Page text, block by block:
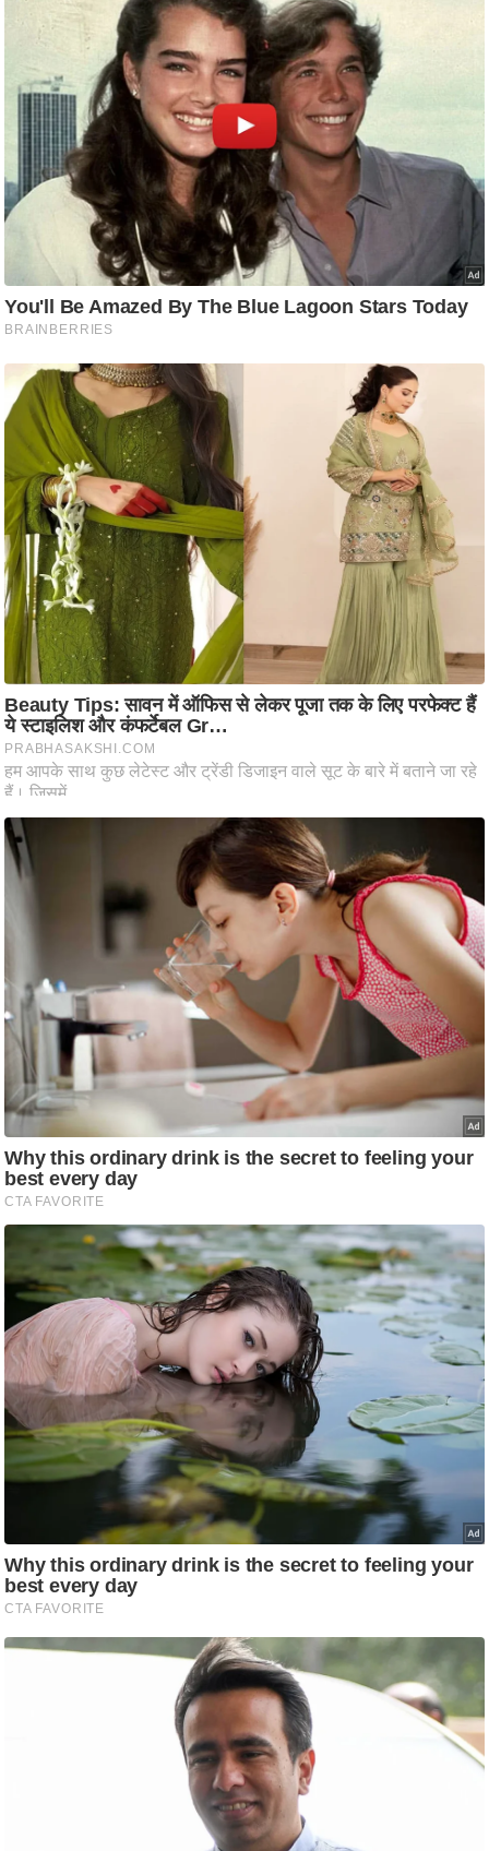
N
e
w
s
ला
इ
ल
टे
क्नॉ
लॉ
जी
ब्यू
टी
/
फै
श
न
घ
रे
लू
नु
स्खे
प
र्य
ट
न
ट
ने
स
मं
त्रा
ले
श
न
रा
ज
नी
ति
वि
श्ले
ष
स
म
सा
यि